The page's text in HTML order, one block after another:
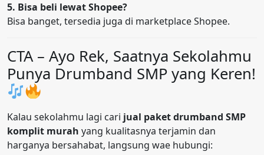
5. Bisa beli lewat Shopee?
Bisa banget, tersedia juga di marketplace Shopee.
CTA – Ayo Rek, Saatnya Sekolahmu
Punya Drumband SMP yang Keren!
Kalau sekolahmu lagi cari jual paket drumband SMP
komplit murah yang kualitasnya terjamin dan
harganya bersahabat, langsung wae hubungi: